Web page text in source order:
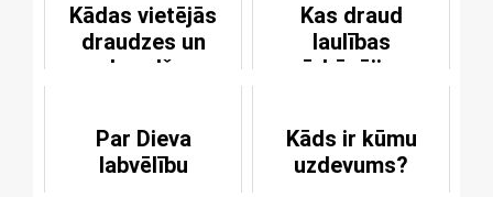
Kādas vietējās
draudzes un
draudžu
Kas draud
laulības
pārkāpējiem
Par Dieva
labvēlību
Kāds ir kūmu
uzdevums?